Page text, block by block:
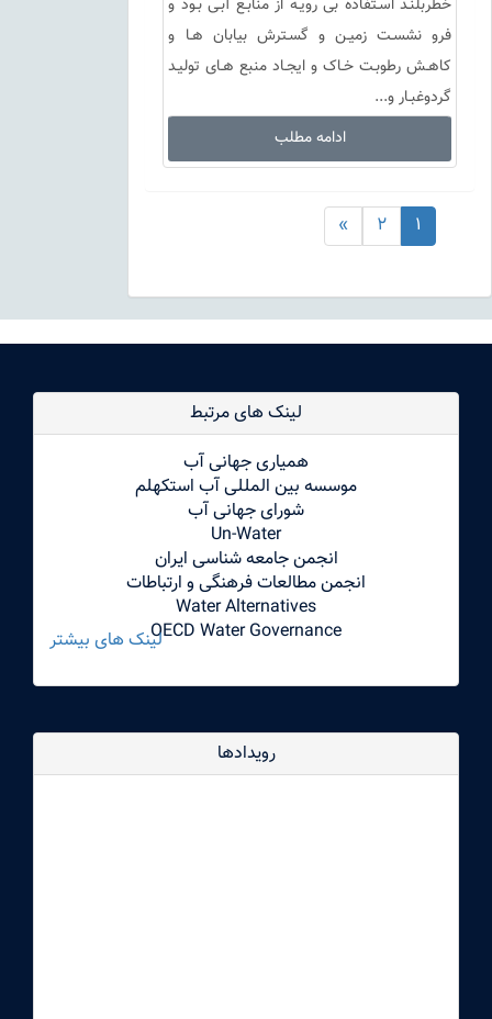
خطربلنـد اسـتفاده بی رویـه از منابـع آبـی بـود و
فرو نشسـت زمیـن و گسـترش بیابان هـا و
کاهـش رطوبـت خـاک و ایجـاد منبع هـای تولیـد
گردوغبـار و...
ادامه مطلب
1
2
»
لینک های مرتبط
همیاری جهانی آب
موسسه بین المللی آب استکهلم
شورای جهانی آب
Un-Water
انجمن جامعه شناسی ایران
انجمن مطالعات فرهنگی و ارتباطات
Water Alternatives
OECD Water Governanceلینک های بیشتر
رویدادها